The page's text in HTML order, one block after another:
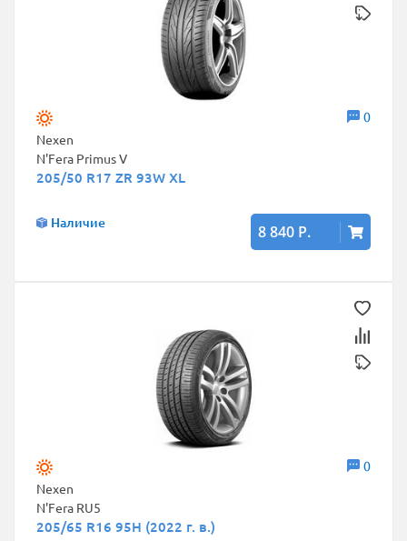
0
Nexen
N'Fera Primus V
205/50 R17 ZR 93W XL
Наличие 8 840 Р.
0
Nexen
N'Fera RU5
205/65 R16 95H (2022 г. в.)